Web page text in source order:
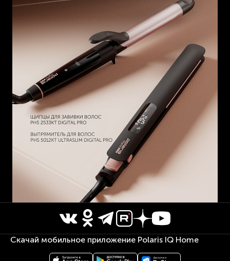
Скачай мобильное приложение Polaris IQ Home